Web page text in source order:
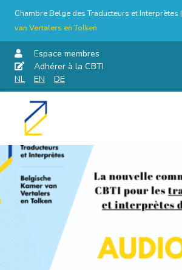
Chambre Belge des Traducteurs et Interprètes |
van Vertalers en Tolken
Espace membres
Adhérer à la CBTI
NL
EN DE
Aller
contenu